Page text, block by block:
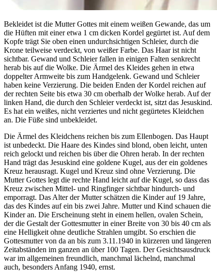
Bekleidet ist die Mutter Gottes mit einem weißen Gewande, das um
die Hüften mit einer etwa 1 cm dicken Kordel gegürtet ist. Auf dem
Kopfe trägt Sie oben einen undurchsichtigen Schleier, durch die
Krone teilweise verdeckt, von weißer Farbe. Das Haar ist nicht
sichtbar. Gewand und Schleier fallen in einigen Falten senkrecht
herab bis auf die Wolke. Die Ärmel des Kleides gehen in etwa
doppelter Armweite bis zum Handgelenk. Gewand und Schleier
haben keine Verzierung. Die beiden Enden der Kordel reichen auf
der rechten Seite bis etwa 30 cm oberhalb der Wolke herab. Auf der
linken Hand, die durch den Schleier verdeckt ist, sitzt das Jesuskind.
Es hat ein weißes, nicht verziertes und nicht gegürtetes Kleidchen
an. Die Füße sind unbekleidet.
Die Ärmel des Kleidchens reichen bis zum Ellenbogen. Das Haupt
ist unbedeckt. Die Haare des Kindes sind blond, oben leicht, unten
reich gelockt und reichen bis über die Ohren herab. In der rechten
Hand trägt das Jesuskind eine goldene Kugel, aus der ein goldenes
Kreuz herausragt. Kugel und Kreuz sind ohne Verzierung. Die
Mutter Gottes legt die rechte Hand leicht auf die Kugel, so dass das
Kreuz zwischen Mittel- und Ringfinger sichtbar hindurch- und
emporragt. Das Alter der Mutter schätzen die Kinder auf 19 Jahre,
das des Kindes auf ein bis zwei Jahre. Mutter und Kind schauen die
Kinder an. Die Erscheinung steht in einem hellen, ovalen Schein,
der die Gestalt der Gottesmutter in einer Breite von 30 bis 40 cm als
eine Helligkeit ohne deutliche Strahlen umgibt. So erschien die
Gottesmutter von da an bis zum 3.11.1940 in kürzeren und längeren
Zeitabständen im ganzen an über 100 Tagen. Der Gesichtsausdruck
war im allgemeinen freundlich, manchmal lächelnd, manchmal
auch, besonders Anfang 1940, ernst.